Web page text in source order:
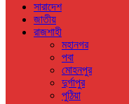
সারাদেশ
জাতীয়
রাজশাহী
মহানগর
পবা
মোহনপুর
দুর্গাপুর
পুঠিয়া